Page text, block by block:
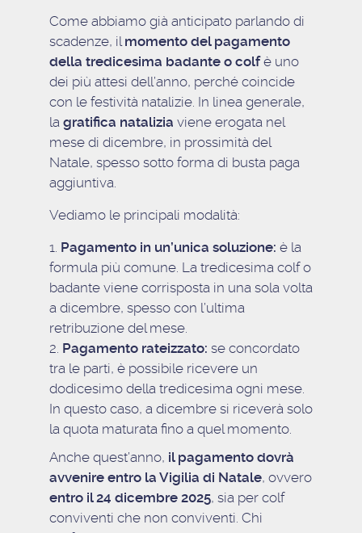
Come abbiamo già anticipato parlando di
scadenze, ilmomento del pagamento
della tredicesima badante o colfè uno
dei più attesi dell’anno, perché coincide
con le festività natalizie. In linea generale,
la gratifica natalizia viene erogata nel
mese di dicembre, in prossimità del
Natale, spesso sotto forma di busta paga
aggiuntiva.
Vediamo le principali modalità:
Pagamento in un’unica soluzione: è la
formula più comune. La tredicesima colf o
badante viene corrisposta in una sola volta
a dicembre, spesso con l’ultima
retribuzione del mese.
Pagamento rateizzato: se concordato
tra le parti, è possibile ricevere un
dodicesimo della tredicesima ogni mese.
In questo caso, a dicembre si riceverà solo
la quota maturata fino a quel momento.
Anche quest’anno, il pagamento dovrà
avvenire entro la Vigilia di Natale, ovvero
entro il 24 dicembre 2025, sia per colf
conviventi che non conviventi. Chi